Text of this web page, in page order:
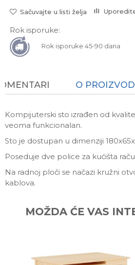
Sačuvajte u listi želja
Rok isporuke:
Rok isporuke 45-90 dana
O
Kompijuterski sto izrađen od
veoma funkcionalan.
Sto je dostupan u dimenziji
Poseduje dve police za kućišta
Na radnoj ploči se načazi kružni
kablova.
MOŽDA ĆE VAS